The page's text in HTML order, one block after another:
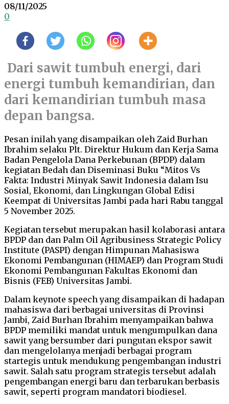
08/11/2025
0
Dari sawit tumbuh energi, dari
energi tumbuh kemandirian, dan
dari kemandirian tumbuh masa
depan bangsa.
Pesan inilah yang disampaikan oleh Zaid Burhan
Ibrahim selaku Plt. Direktur Hukum dan Kerja Sama
Badan Pengelola Dana Perkebunan (BPDP) dalam
kegiatan Bedah dan Diseminasi Buku “Mitos Vs
Fakta: Industri Minyak Sawit Indonesia dalam Isu
Sosial, Ekonomi, dan Lingkungan Global Edisi
Keempat di Universitas Jambi pada hari Rabu tanggal
5 November 2025.
Kegiatan tersebut merupakan hasil kolaborasi antara
BPDP dan dan Palm Oil Agribusiness Strategic Policy
Institute (PASPI) dengan Himpunan Mahasiswa
Ekonomi Pembangunan (HIMAEP) dan Program Studi
Ekonomi Pembangunan Fakultas Ekonomi dan
Bisnis (FEB) Universitas Jambi.
Dalam keynote speech yang disampaikan di hadapan
mahasiswa dari berbagai universitas di Provinsi
Jambi, Zaid Burhan Ibrahim menyampaikan bahwa
BPDP memiliki mandat untuk mengumpulkan dana
sawit yang bersumber dari pungutan ekspor sawit
dan mengelolanya menjadi berbagai program
startegis untuk mendukung pengembangan industri
sawit. Salah satu program strategis tersebut adalah
pengembangan energi baru dan terbarukan berbasis
sawit, seperti program mandatori biodiesel.